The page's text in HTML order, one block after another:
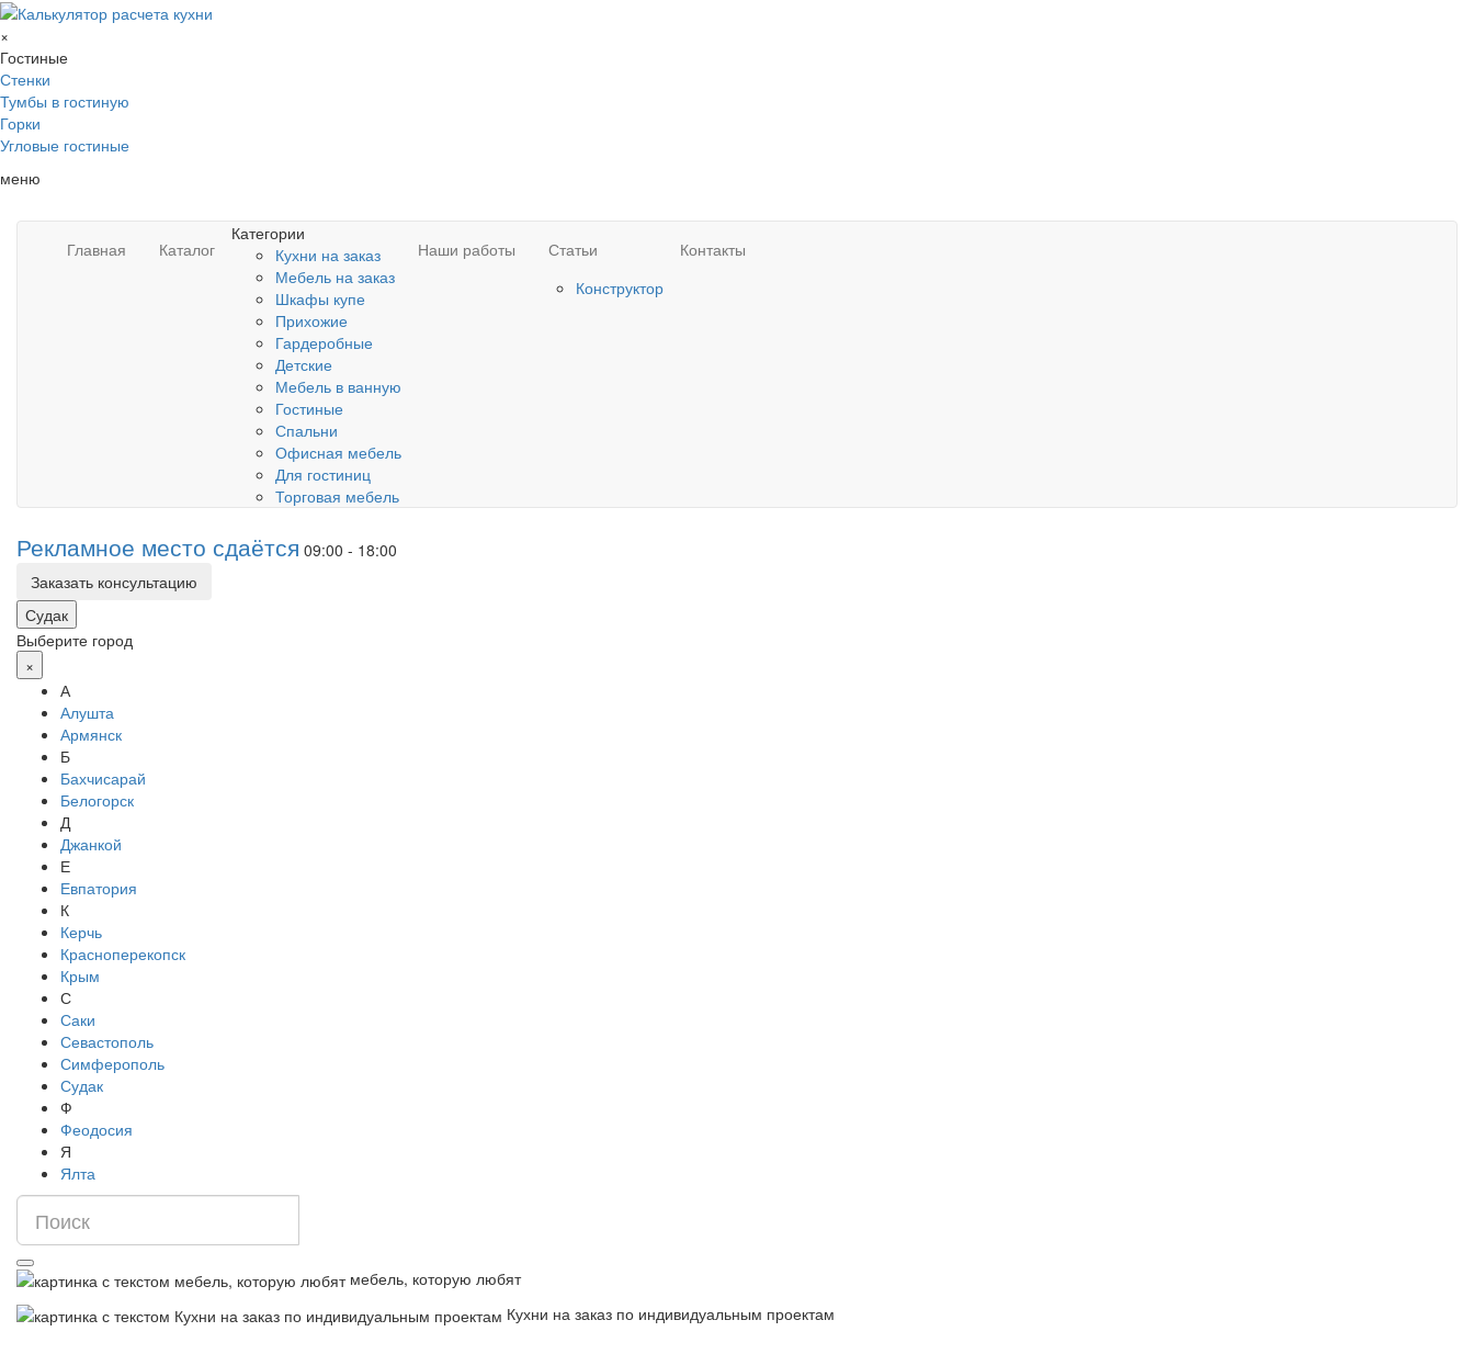
×
Гостиные
Стенки
Тумбы в гостиную
Горки
Угловые гостиные
меню
Главная Каталог
Категории
Кухни на заказ
Мебель на заказ
Шкафы купе
Прихожие
Гардеробные
Детские
Мебель в ванную
Гостиные
Спальни
Офисная мебель
Для гостиниц
Торговая мебель
Наши работы
Статьи
Конструктор
Контакты
Рекламное место сдаётся 09:00 - 18:00
Заказать консультацию
Судак
Выберите город
×
А
Алушта
Армянск
Б
Бахчисарай
Белогорск
Д
Джанкой
Е
Евпатория
К
Керчь
Красноперекопск
Крым
С
Саки
Севастополь
Симферополь
Судак
Ф
Феодосия
Я
Ялта
мебель, которую любят
Кухни на заказ по индивидуальным проектам